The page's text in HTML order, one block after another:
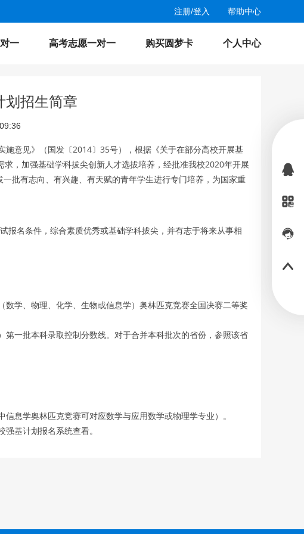
注册/登入 帮助中心
个人中心
购买圆梦卡
高考志愿一对一
一
划招生简章
意见》（国发〔2014〕35号），根据《关于在部分高校开展基
，加强基础学科拔尖创新人才选拔培养，经批准我校2020年开展
批有志向、有兴趣、有天赋的青年学生进行专门培养，为国家重
报名条件，综合素质优秀或基础学科拔尖，并有志于将来从事相
学、物理、化学、生物或信息学）奥林匹克竞赛全国决赛二等奖
一批本科录取控制分数线。对于合并本科批次的省份，参照该省
息学奥林匹克竞赛可对应数学与应用数学或物理学专业）。
基计划报名系统查看。
专业招生计划数的3倍确定各省入围高校考核考生名单，并公示